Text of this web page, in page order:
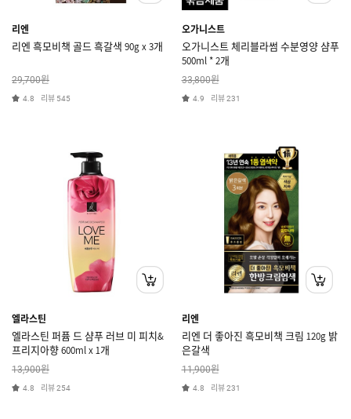
리엔
리엔 흑모비책 골드 흑갈색 90g x 3개
29,700원
4.8 리뷰 545
오가니스트
오가니스트 체리블라썸 수분영양 샴푸
500ml * 2개
33,800원
4.9 리뷰231
엘라스틴
엘라스틴 퍼퓸 드 샴푸 러브 미 피치&
프리지아향 600ml x 1개
13,900원
4.8 리뷰254
리엔
리엔 더 좋아진 흑모비책 크림 120g 밝
은갈색
11,900원
4.8 리뷰231